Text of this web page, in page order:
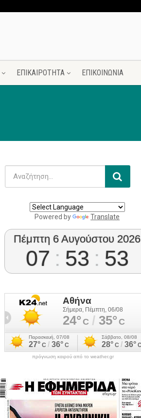
ΕΠΙΚΑΙΡΟΤΗΤΑ ΕΠΙΚΟΙΝΩΝΙΑ
Powered by Translate
Πέμπτη 6 Αυγούστου 2026
07 : 53 : 53
πρόγνωση καιρού από το weather.gr